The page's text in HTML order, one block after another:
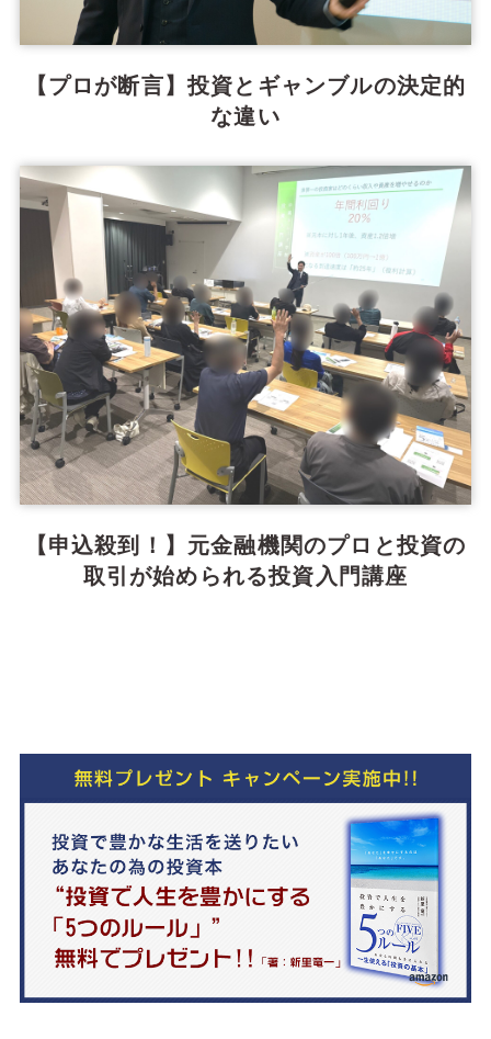
【プロが断言】投資とギャンブルの決定的
な違い
【申込殺到！】元金融機関のプロと投資の
取引が始められる投資入門講座